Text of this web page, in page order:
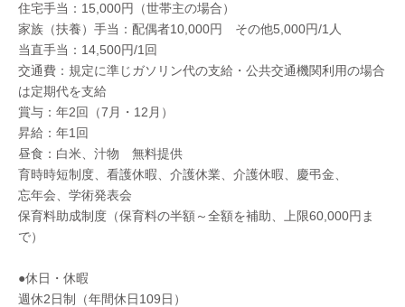
住宅手当：15,000円（世帯主の場合）
家族（扶養）手当：配偶者10,000円 その他5,000円/1人
当直手当：14,500円/1回
交通費：規定に準じガソリン代の支給・公共交通機関利用の場合
は定期代を支給
賞与：年2回（7月・12月）
昇給：年1回
昼食：白米、汁物 無料提供
育時時短制度、看護休暇、介護休業、介護休暇、慶弔金、
忘年会、学術発表会
保育料助成制度（保育料の半額～全額を補助、上限60,000円ま
で）
●休日・休暇
週休2日制（年間休日109日）